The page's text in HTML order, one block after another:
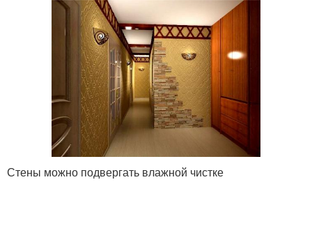
Стены можно подвергать влажной чистке